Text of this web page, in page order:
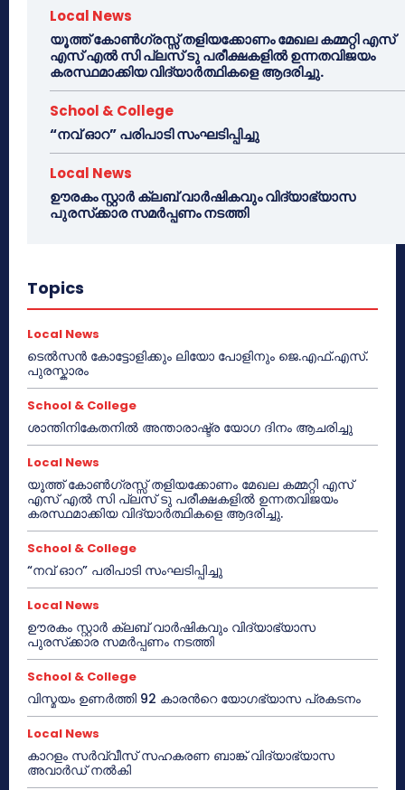
Local News
യൂത്ത് കോൺഗ്രസ്സ് തളിയക്കോണം മേഖല കമ്മറ്റി എസ്
എസ് എൽ സി പ്ലസ് ടു പരീക്ഷകളിൽ ഉന്നതവിജയം
കരസ്ഥമാക്കിയ വിദ്യാർത്ഥികളെ ആദരിച്ചു.
School & College
“നവ് ഓറ” പരിപാടി സംഘടിപ്പിച്ചു
Local News
ഊരകം സ്റ്റാർ ക്ലബ് വാർഷികവും വിദ്യാഭ്യാസ
പുരസ്‌ക്കാര സമർപ്പണം നടത്തി
Topics
Local News
ടെൽസൻ കോട്ടോളിക്കും ലിയോ പോളിനും ജെ.എഫ്.എസ്.
പുരസ്കാരം
School & College
ശാന്തിനികേതനിൽ അന്താരാഷ്ട്ര യോഗ ദിനം ആചരിച്ചു
Local News
യൂത്ത് കോൺഗ്രസ്സ് തളിയക്കോണം മേഖല കമ്മറ്റി എസ്
എസ് എൽ സി പ്ലസ് ടു പരീക്ഷകളിൽ ഉന്നതവിജയം
കരസ്ഥമാക്കിയ വിദ്യാർത്ഥികളെ ആദരിച്ചു.
School & College
“നവ് ഓറ” പരിപാടി സംഘടിപ്പിച്ചു
Local News
ഊരകം സ്റ്റാർ ക്ലബ് വാർഷികവും വിദ്യാഭ്യാസ
പുരസ്‌ക്കാര സമർപ്പണം നടത്തി
School & College
വിസ്മയം ഉണർത്തി 92 കാരൻറെ യോഗഭ്യാസ പ്രകടനം
Local News
കാറളം സർവ്വീസ് സഹകരണ ബാങ്ക് വിദ്യാഭ്യാസ
അവാർഡ് നൽകി